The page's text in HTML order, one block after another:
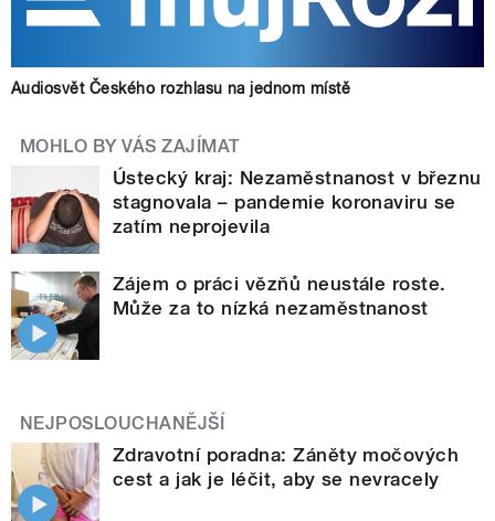
Audiosvět Českého rozhlasu na jednom místě
MOHLO BY VÁS ZAJÍMAT
Ústecký kraj: Nezaměstnanost v březnu
stagnovala – pandemie koronaviru se
zatím neprojevila
Zájem o práci vězňů neustále roste.
Může za to nízká nezaměstnanost
NEJPOSLOUCHANĚJŠÍ
Zdravotní poradna: Záněty močových
cest a jak je léčit, aby se nevracely